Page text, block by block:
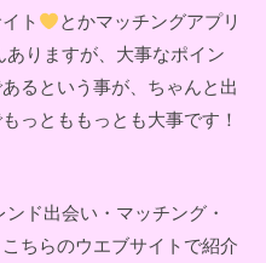
ト
とかマッチングアプリ
ありますが、大事なポイン
るという事が、ちゃんと出
っとももっとも大事です！
ド出会い・マッチング・
ちらのウエブサイトで紹介